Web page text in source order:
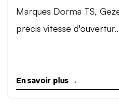
Marques Dorma TS,
précis vitesse
En savoir plus →